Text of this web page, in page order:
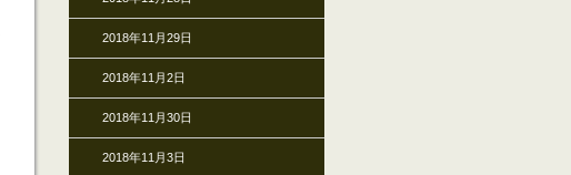
2018年11月29日
2018年11月2日
2018年11月30日
2018年11月3日